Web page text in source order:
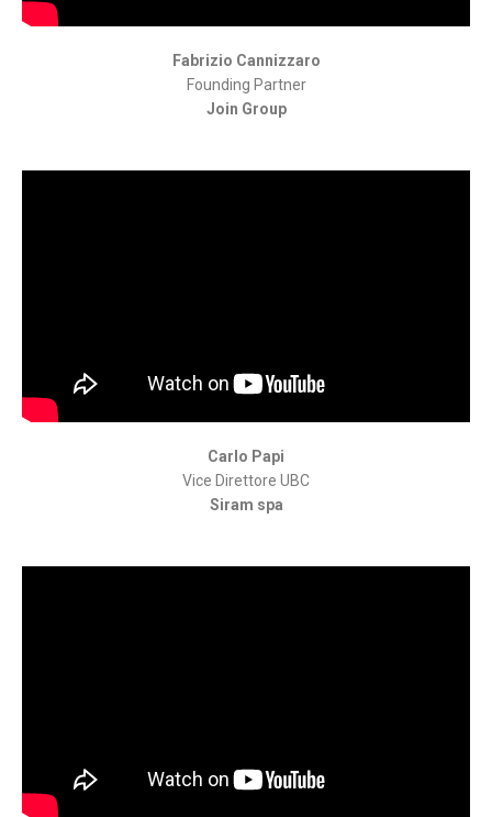
Fabrizio Cannizzaro
Founding Partner
Join Group
Carlo Papi
Vice Direttore UBC
Siram spa